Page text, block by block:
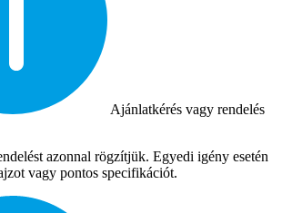
Ajánlatkérés vagy rendelés
azonnal rögzítjük. Egyedi igény esetén
vagy pontos specifikációt.